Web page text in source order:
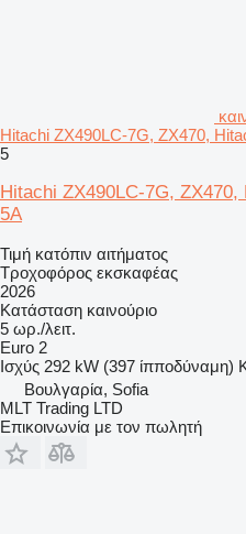
Hitachi ZX490LC-7G, ZX470,
5
Hitachi ZX490LC-7G,
5A
Τιμή κατόπιν αιτήματος
Τροχοφόρος εκσκαφέας
2026
Κατάσταση καινούριο
5 ωρ./λειτ.
Euro 2
Ισχύς 292 kW (397 ίπποδύναμη)
Βουλγαρία, Sofia
MLT Trading LTD
Επικοινωνία με τον πωλητή